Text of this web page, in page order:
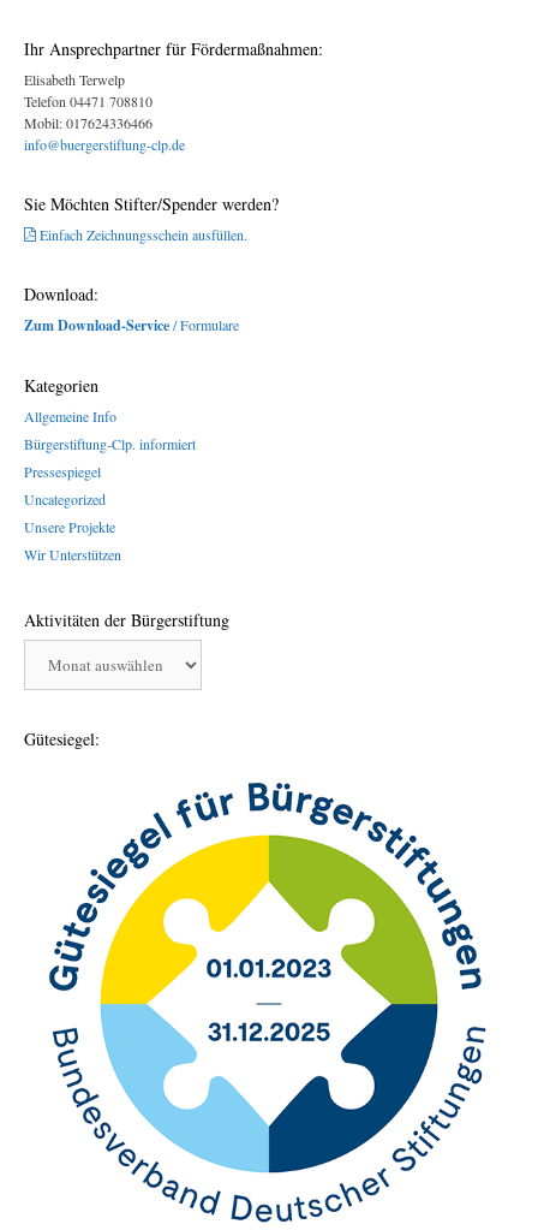
Ihr Ansprechpartner für Fördermaßnahmen:
Elisabeth Terwelp
Telefon 04471 708810
Mobil: 017624336466
info@buergerstiftung-clp.de
Sie Möchten Stifter/Spender werden?
Einfach Zeichnungsschein ausfüllen.
Download:
Zum Download-Service/ Formulare
Kategorien
Allgemeine Info
Bürgerstiftung-Clp. informiert
Pressespiegel
Uncategorized
Unsere Projekte
Wir Unterstützen
Aktivitäten der Bürgerstiftung
Bürgerstiftung
Gütesiegel: